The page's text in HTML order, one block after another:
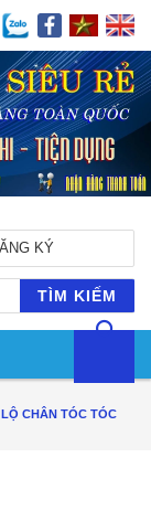
KÝ
TÌM KIẾM
CHÂN TÓC TÓC